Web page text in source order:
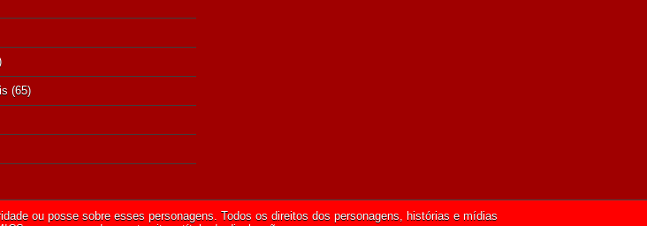
(65)
ou posse sobre esses personagens. Todos os direitos dos personagens, histórias e mídias